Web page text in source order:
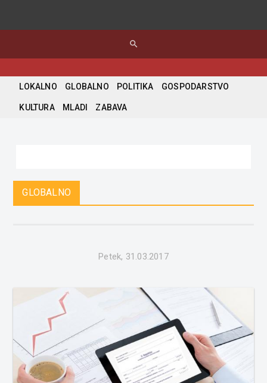
search
LOKALNO GLOBALNO POLITIKA GOSPODARSTVO
KULTURA MLADI ZABAVA
GLOBALNO
Petek, 31.03.2017